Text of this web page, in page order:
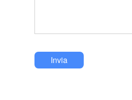
Invia